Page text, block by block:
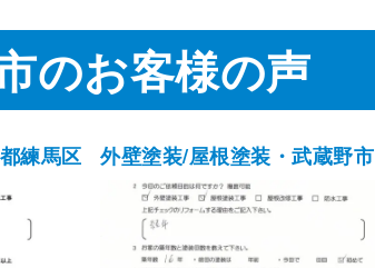
のお客様の声
練馬区 外壁塗装/屋根塗装・武蔵野市